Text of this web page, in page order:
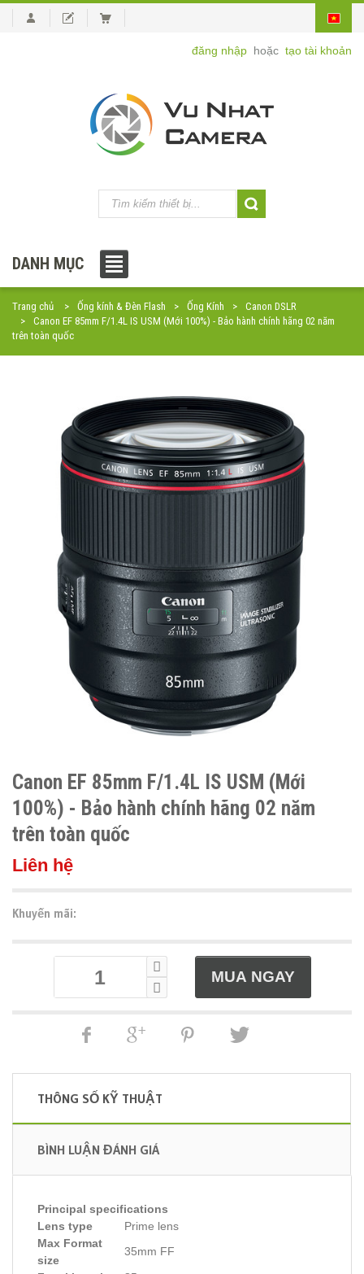
đăng nhập hoặc tạo tài khoản
DANH MỤC
Trang chủ Ống kính & Đèn Flash Ống Kính
Canon DSLR
Canon EF 85mm F/1.4L IS USM (Mới 100%) - Bảo hành chính hãng 02 năm
trên toàn quốc
Canon EF 85mm F/1.4L IS USM (Mới
100%) - Bảo hành chính hãng 02 năm
trên toàn quốc
Liên hệ
Khuyến mãi:
THÔNG SỐ KỸ THUẬT
BÌNH LUẬN ĐÁNH GIÁ
Principal specifications
Lens type
Prime lens
Max Format
size
35mm FF